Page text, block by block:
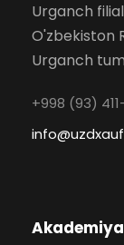
Urganch
O'zbekiston
Urganch
+998 (93)